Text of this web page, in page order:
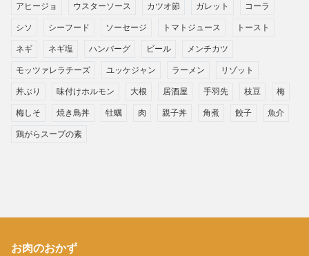
アヒージョ ウスターソース カツオ節 ガレット コーラ
シソ シーフード ソーセージ トマトジュース トースト
ネギ ネギ塩 ハンバーグ ビール メンチカツ
モッツァレラチーズ ユッケジャン ラーメン リゾット
丼ぶり 味付けホルモン 大根 居酒屋 手羽先 枝豆 梅
梅しそ 焼き鳥丼 牡蠣 肉 親子丼 角煮 餃子 魚介
鶏がらスープの素
お肉のおかず